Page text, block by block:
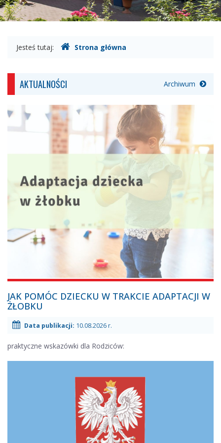
Gdzie
Jesteś tutaj: Strona główna
AKTUALNOŚCI Archiwum
10.08.2026
r.
JAK POMÓC DZIECKU W TRAKCIE ADAPTACJI W
ŻŁOBKU
Data publikacji: 10.08.2026 r.
praktyczne wskazówki dla Rodziców: